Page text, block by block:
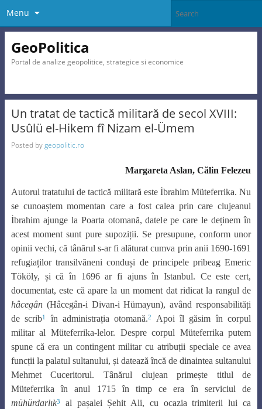
Menu
GeoPolitica
Portal de analize geopolitice, strategice si economice
Un tratat de tactică militară de secol XVIII:
Usûlü el-Hikem fî Nizam el-Ümem
Posted bygeopolitic.ro
Margareta Aslan, Călin Felezeu
Autorul tratatului de tactică militară este İbrahim Müteferrika. Nu
se cunoaștem momentan care a fost calea prin care clujeanul
İbrahim ajunge la Poarta otomană, datele pe care le deținem în
acest moment sunt pure supoziții. Se presupune, conform unor
opinii vechi, că tânărul s-ar fi alăturat cumva prin anii 1690-1691
refugiaților transilvăneni conduși de principele pribeag Emeric
Tököly, și că în 1696 ar fi ajuns în Istanbul. Ce este cert,
documentat, este că apare la un moment dat ridicat la rangul de
hâcegân(Hâcegân-i Divan-i Hümayun), având responsabilități
de scrib1 în administrația otomană.2
Apoi îl găsim în corpul
militar al Müteferrika-lelor. Despre corpul Müteferrika putem
spune că era un contingent militar cu atribuții speciale ce avea
funcții la palatul sultanului, și datează încă de dinaintea sultanului
Mehmet Cuceritorul. Tânărul clujean primește titlul de
Müteferrika în anul 1715 în timp ce era în serviciul de
mühürdarlık3
al pașalei Șehit Ali, cu ocazia trimiterii lui ca